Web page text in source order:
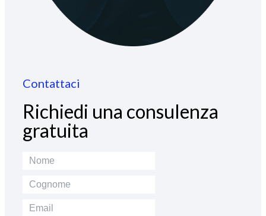
Contattaci
Richiedi una consulenza
gratuita